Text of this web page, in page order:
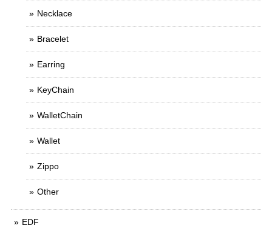
Necklace
Bracelet
Earring
KeyChain
WalletChain
Wallet
Zippo
Other
EDF